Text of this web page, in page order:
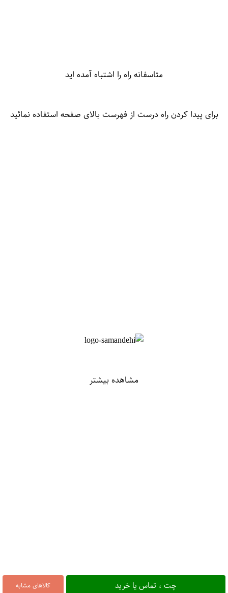
کالاهای مشابه چت ، تماس یا خرید
متاسفانه راه را اشتباه آمده اید
برای پیدا کردن راه درست از فهرست بالای صفحه استفاده نمائید
مشاهده بیشتر